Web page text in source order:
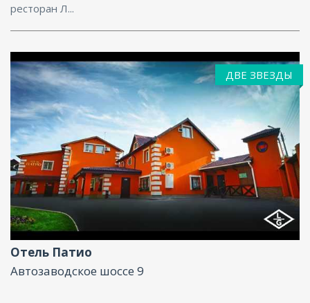
ресторан Л...
Парковка, Интернет, Баня, Конференц-зал
ДВЕ ЗВЕЗДЫ
Отель Патио
Автозаводское шоссе 9